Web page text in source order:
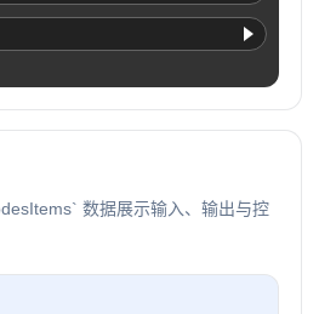
数据展示输入、输出与控